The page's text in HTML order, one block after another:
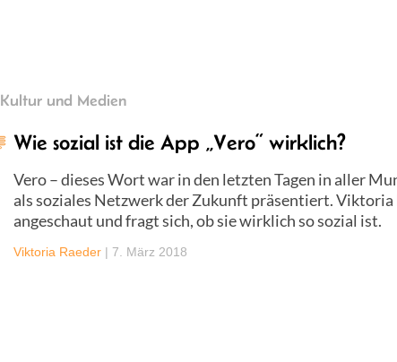
Kultur und Medien
Wie sozial ist die App „Vero“ wirklich?
Vero – dieses Wort war in den letzten Tagen in aller
als soziales Netzwerk der Zukunft präsentiert. Viktoria
angeschaut und fragt sich, ob sie wirklich so sozial ist.
Viktoria Raeder | 7. März 2018